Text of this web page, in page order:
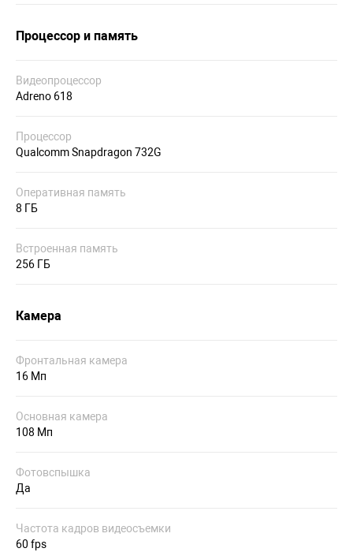
Процессор и память
Видеопроцессор
Adreno 618
Процессор
Qualcomm Snapdragon 732G
Оперативная память
8 ГБ
Встроенная память
256 ГБ
Камера
Фронтальная камера
16 Мп
Основная камера
108 Мп
Фотовспышка
Да
Частота кадров видеосъемки
60 fps